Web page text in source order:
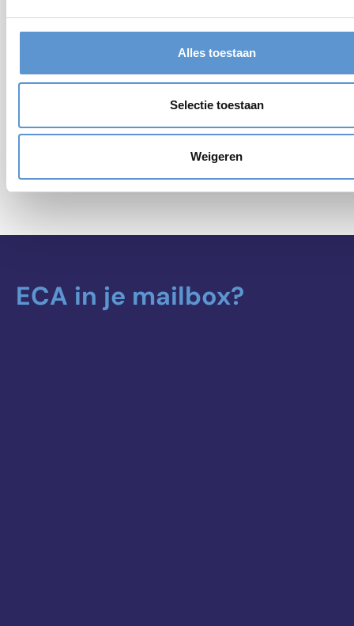
Alles toestaan
Selectie toestaan
Weigeren
Lees meer
Lees meer nieuwsberichten
ECA in je mailbox?